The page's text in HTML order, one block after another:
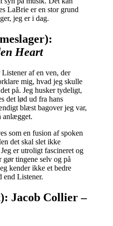
LaBrie er en stor grund
jeg er i dag.
Heart
af en ven, der
mig, hvad jeg skulle
på. Jeg husker tydeligt,
det lød ud fra hans
blæst bagover jeg var,
anlægget.
som en fusion af spoken
det skal slet ikke
er utroligt fascineret og
gør tingene selv og på
kender ikke et bedre
end Listener.
Jacob Collier –